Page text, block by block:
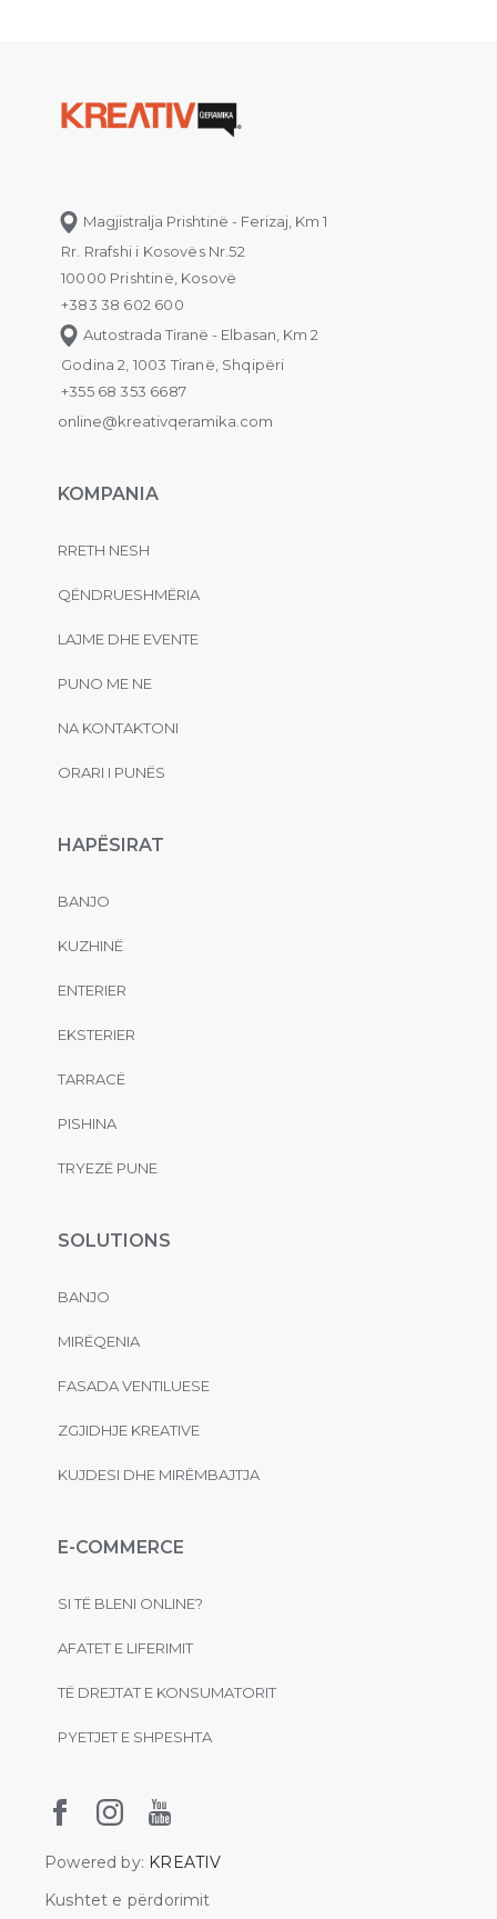
Magjistralja Prishtinë - Ferizaj, Km 1
Rr. Rrafshi i Kosovës Nr.52
10000 Prishtinë, Kosovë
+383 38 602 600
Autostrada Tiranë - Elbasan, Km 2
Godina 2, 1003 Tiranë, Shqipëri
+355 68 353 6687
online@kreativqeramika.com
KOMPANIA
RRETH NESH
QËNDRUESHMËRIA
LAJME DHE EVENTE
PUNO ME NE
NA KONTAKTONI
ORARI I PUNËS
HAPËSIRAT
BANJO
KUZHINË
ENTERIER
EKSTERIER
TARRACË
PISHINA
TRYEZË PUNE
SOLUTIONS
BANJO
MIRËQENIA
FASADA VENTILUESE
ZGJIDHJE KREATIVE
KUJDESI DHE MIRËMBAJTJA
E-COMMERCE
SI TË BLENI ONLINE?
AFATET E LIFERIMIT
TË DREJTAT E KONSUMATORIT
PYETJET E SHPESHTA
Powered by: KREATIV
Kushtet e përdorimit